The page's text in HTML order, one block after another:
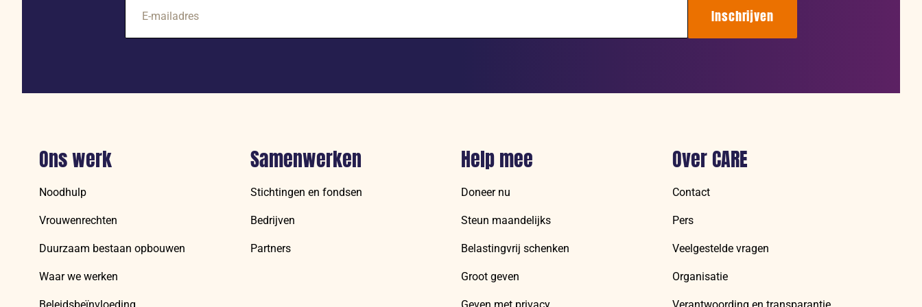
mailadres
Inschrijven
Ons werk
Noodhulp
Vrouwenrechten
Duurzaam bestaan opbouwen
Waar we werken
Samenwerken
Stichtingen en fondsen
Bedrijven
Partners
Help mee
Doneer nu
Steun maandelijks
Belastingvrij schenken
Groot geven
Over CARE
Contact
Pers
Veelgestelde vragen
Organisatie